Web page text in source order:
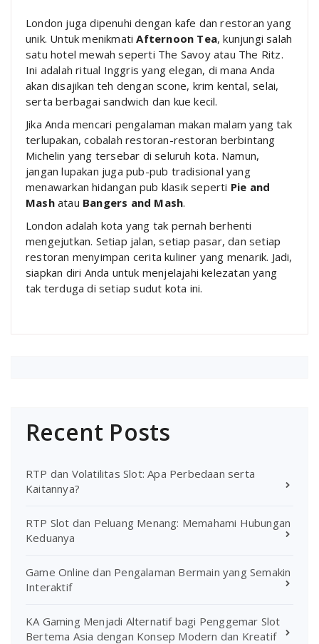
London juga dipenuhi dengan kafe dan restoran yang
unik. Untuk menikmatiAfternoon Tea, kunjungi salah
satu hotel mewah seperti The Savoy atau The Ritz.
Ini adalah ritual Inggris yang elegan, di mana Anda
akan disajikan teh dengan scone, krim kental, selai,
serta berbagai sandwich dan kue kecil.
Jika Anda mencari pengalaman makan malam yang tak
terlupakan, cobalah restoran-restoran berbintang
Michelin yang tersebar di seluruh kota. Namun,
jangan lupakan juga pub-pub tradisional yang
menawarkan hidangan pub klasik seperti Pie and
Mashatau Bangers and Mash.
London adalah kota yang tak pernah berhenti
mengejutkan. Setiap jalan, setiap pasar, dan setiap
restoran menyimpan cerita kuliner yang menarik. Jadi,
siapkan diri Anda untuk menjelajahi kelezatan yang
tak terduga di setiap sudut kota ini.
Recent Posts
RTP dan Volatilitas Slot: Apa Perbedaan serta
Kaitannya?
RTP Slot dan Peluang Menang: Memahami Hubungan
Keduanya
Game Online dan Pengalaman Bermain yang Semakin
Interaktif
KA Gaming Menjadi Alternatif bagi Penggemar Slot
Bertema Asia dengan Konsep Modern dan Kreatif